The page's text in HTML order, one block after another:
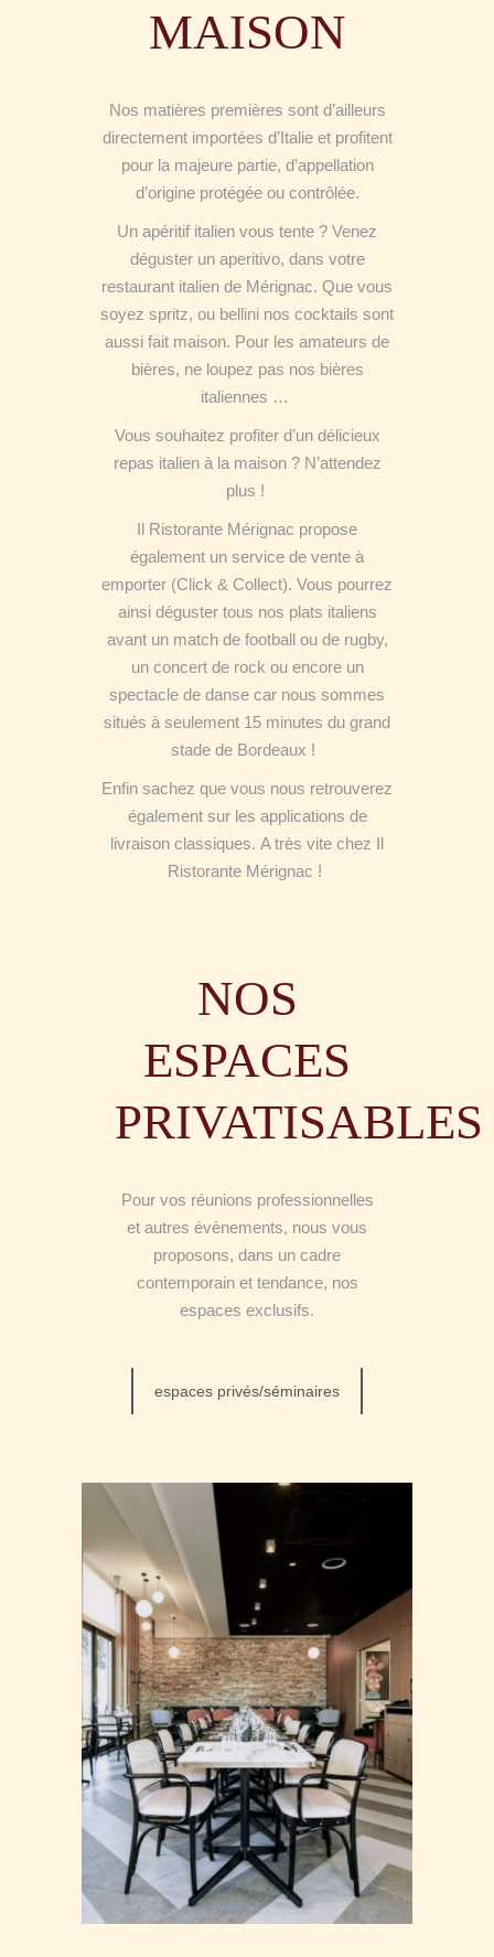
MAISON
Nos matières premières sont d’ailleurs
directement importées d’Italie et profitent
pour la majeure partie, d’appellation
d’origine protégée ou contrôlée.
Un apéritif italien vous tente ? Venez
déguster un aperitivo, dans votre
restaurant italien de Mérignac. Que vous
soyez spritz, ou bellini nos cocktails sont
aussi fait maison. Pour les amateurs de
bières, ne loupez pas nos bières
italiennes …
Vous souhaitez profiter d’un délicieux
repas italien à la maison ? N’attendez
plus !
Il Ristorante Mérignac propose
également un service de vente à
emporter (Click & Collect). Vous pourrez
ainsi déguster tous nos plats italiens
avant un match de football ou de rugby,
un concert de rock ou encore un
spectacle de danse car nous sommes
situés à seulement 15 minutes du grand
stade de Bordeaux !
Enfin sachez que vous nous retrouverez
également sur les applications de
livraison classiques. A très vite chez Il
Ristorante Mérignac !
NOS
ESPACES
PRIVATISABLES
Pour vos réunions professionnelles
et autres évènements, nous vous
proposons, dans un cadre
contemporain et tendance, nos
espaces exclusifs.
espaces privés/séminaires